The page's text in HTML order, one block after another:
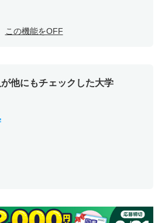
この機能をOFF
他にもチェックした大学